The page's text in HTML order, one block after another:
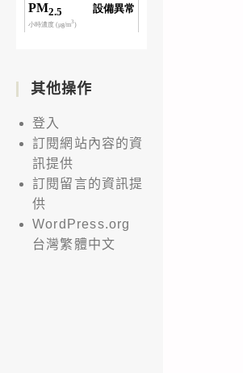
其他操作
登入
訂閱網站內容的資
訊提供
訂閱留言的資訊提
供
WordPress.org
台灣繁體中文